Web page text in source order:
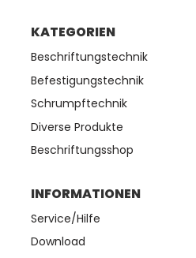
KATEGORIEN
Beschriftungstechnik
Befestigungstechnik
Schrumpftechnik
Diverse Produkte
Beschriftungsshop
INFORMATIONEN
Service/Hilfe
Download